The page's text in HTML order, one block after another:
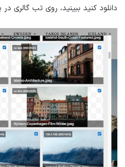
دانلود کنید ببینید، روی تب گالری